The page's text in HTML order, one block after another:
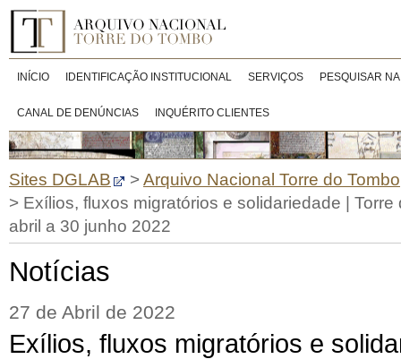
INÍCIO IDENTIFICAÇÃO INSTITUCIONAL SERVIÇOS PESQUISAR
CANAL DE DENÚNCIAS INQUÉRITO CLIENTES
Sites DGLAB >Arquivo Nacional Torre do Tombo
> Exílios, fluxos migratórios e solidariedade |
abril a 30 junho 2022
Notícias
27 de Abril de 2022
Exílios, fluxos migratórios e